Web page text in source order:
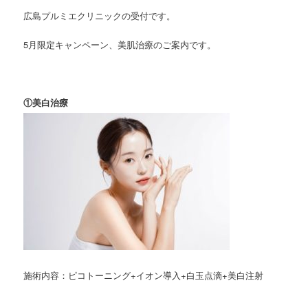
広島プルミエクリニックの受付です。
5月限定キャンペーン、美肌治療のご案内です。
①美白治療
施術内容：ピコトーニング+イオン導入+白玉点滴+美白注射